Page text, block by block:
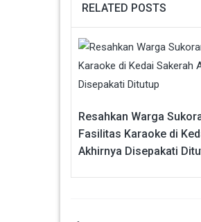
RELATED POSTS
Resahkan Warga
Fasilitas Karaoke di
Akhirnya Disepakati